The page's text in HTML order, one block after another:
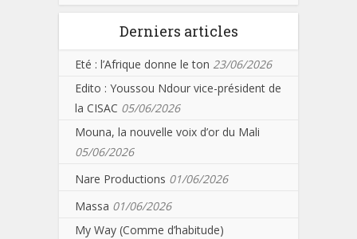
Derniers articles
Eté : l’Afrique donne le ton 23/06/2026
Edito : Youssou Ndour vice-président de
la CISAC 05/06/2026
Mouna, la nouvelle voix d’or du Mali
05/06/2026
Nare Productions 01/06/2026
Massa 01/06/2026
My Way (Comme d’habitude)